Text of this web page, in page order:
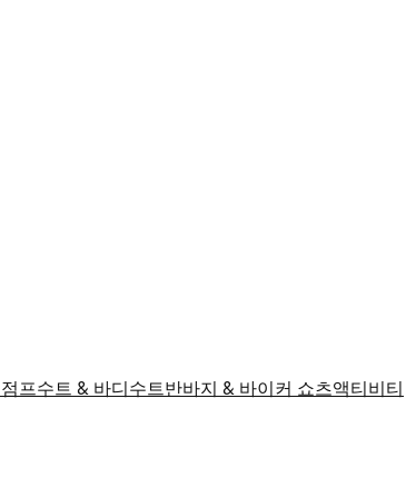
점프수트 & 바디수트반바지 & 바이커 쇼츠액티비티